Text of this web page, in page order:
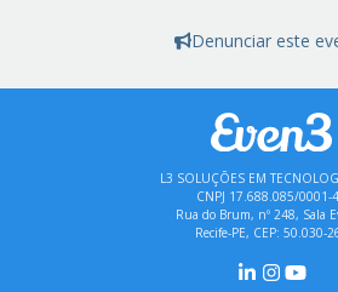
Denunciar este
L3 SOLUÇÕES EM
CNPJ 17.688.085/0001-
Rua do Brum, nº 248, Sala
Recife-PE, CEP: 50.030-